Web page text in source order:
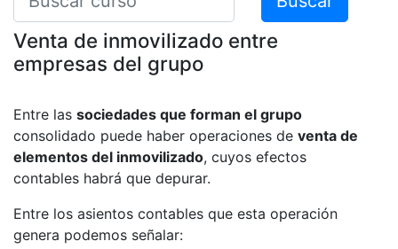
Venta de inmovilizado entre
empresas del grupo
Entre las sociedades que forman el grupo
consolidado puede haber operaciones de venta de
elementos del inmovilizado, cuyos efectos
contables habrá que depurar.
Entre los asientos contables que esta operación
genera podemos señalar: